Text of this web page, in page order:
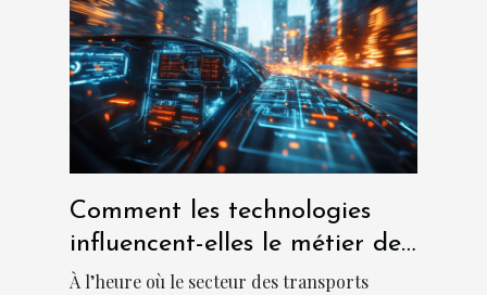
Comment les technologies
influencent-elles le métier de
chauffeur ?
À l’heure où le secteur des transports